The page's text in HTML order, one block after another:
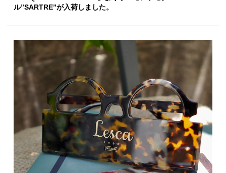
ル”SARTRE”が入荷しました。